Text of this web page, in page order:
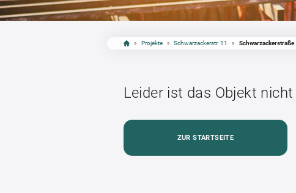
» Projekte » Schwarzackerstr. 11 » Schwarzackerstraße
Leider ist das Objekt
ZUR STARTSEITE